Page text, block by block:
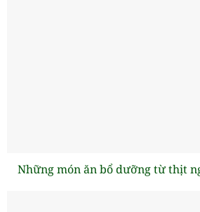
Những món ăn bổ dưỡng từ thịt